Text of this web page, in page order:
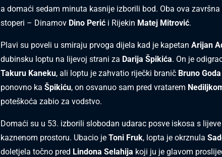
a domaći sedam minuta kasnije izborili bod. Oba ova
stoperi – Dinamov Dino Perić i Rijekin Matej Mitrović.
Plavi su poveli u smiraju prvoga dijela kad je kapetan Arijan
dubinsku loptu na lijevoj strani za Darija Špikića. On je
Takuru Kaneku, ali loptu je zahvatio riječki branič Bruno Goda
ponovno ka Špikiću, on osvanuo sam pred vratarem
poteškoća zabio za vodstvo.
Domaći su u 53. izborili slobodan udarac posve iskosa s
kaznenom prostoru. Ubacio je Toni Fruk, lopta je okrznula
doletjela točno pred Lindona Selahija koji ju je glavom